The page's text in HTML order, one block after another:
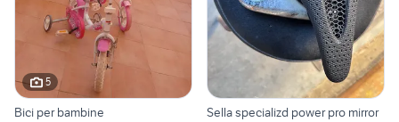
5
Bici per bambine Sella specializd power pro mirror